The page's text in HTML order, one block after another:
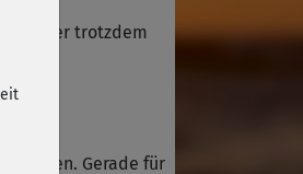
aber trotzdem
Gerade für